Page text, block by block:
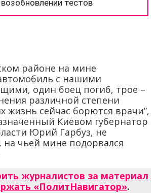
районе на мине
с нашими
один боец погиб, трое –
различной степени
жизнь сейчас борются врачи”,
Киевом губернатор
Юрий Гарбуз, не
чьей мине подорвался
журналистов за материал
«ПолитНавигатор».